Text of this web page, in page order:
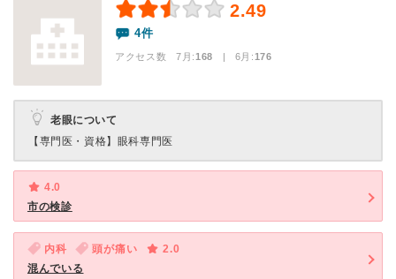
2.49
4件
アクセス数 7月:168 | 6月:176
老眼について
【専門医・資格】 眼科専門医
4.0
市の検診
内科 頭が痛い
2.0
混んでいる